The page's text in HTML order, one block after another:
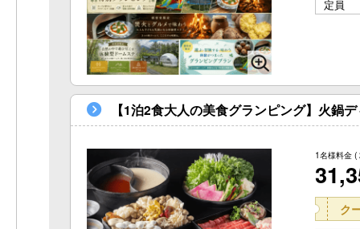
定員
【1泊2食大人の美食グランピング】火鍋
1名様料金 (
ク